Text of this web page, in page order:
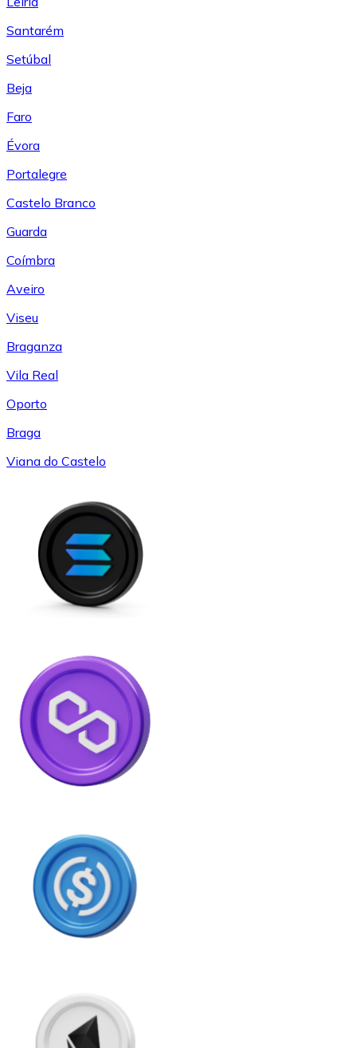
Santarém
Setúbal
Beja
Faro
Évora
Portalegre
Castelo Branco
Guarda
Coímbra
Aveiro
Viseu
Braganza
Vila Real
Oporto
Braga
Viana do Castelo